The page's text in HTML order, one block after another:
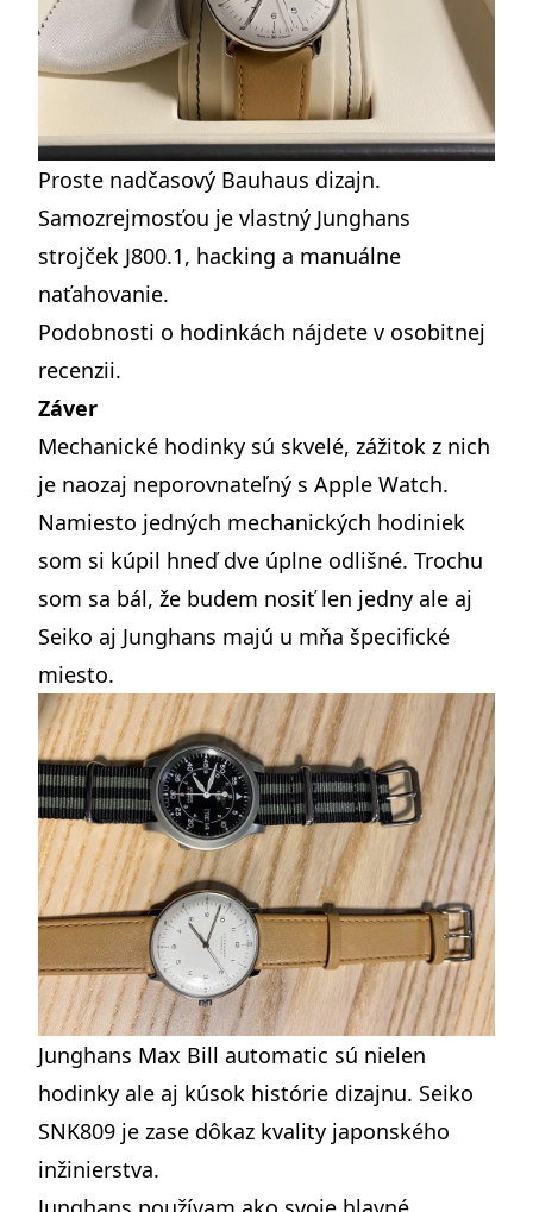
Proste nadčasový Bauhaus dizajn.
Samozrejmosťou je vlastný Junghans
strojček J800.1, hacking a manuálne
naťahovanie.
Podobnosti o hodinkách nájdete v osobitnej
recenzii.
Záver
Mechanické hodinky sú skvelé, zážitok z nich
je naozaj neporovnateľný s Apple Watch.
Namiesto jedných mechanických hodiniek
som si kúpil hneď dve úplne odlišné. Trochu
som sa bál, že budem nosiť len jedny ale aj
Seiko aj Junghans majú u mňa špecifické
miesto.
Junghans Max Bill automatic sú nielen
hodinky ale aj kúsok histórie dizajnu. Seiko
SNK809 je zase dôkaz kvality japonského
inžinierstva.